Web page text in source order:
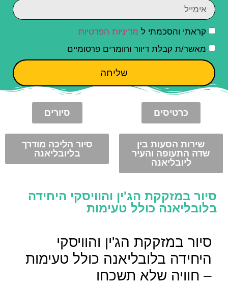
קראתי והסכמתי ל מדיניות הפרטיות
מאשר/ת קבלת דיוור וחומרים פרסומיים
שליחה
כרטיסים סיורים
שירות הסעות בין
שדה התעופה והעיר
ליובליאנה
סיור הליכה מודרך
בליובליאנה
סיור במזקקת הג'ין והוויסקי היחידה
בלובליאנה כולל טעימות
סיור במזקקת הג'ין והוויסקי
היחידה בלובליאנה כולל טעימות
– חוויה שלא תשכחו